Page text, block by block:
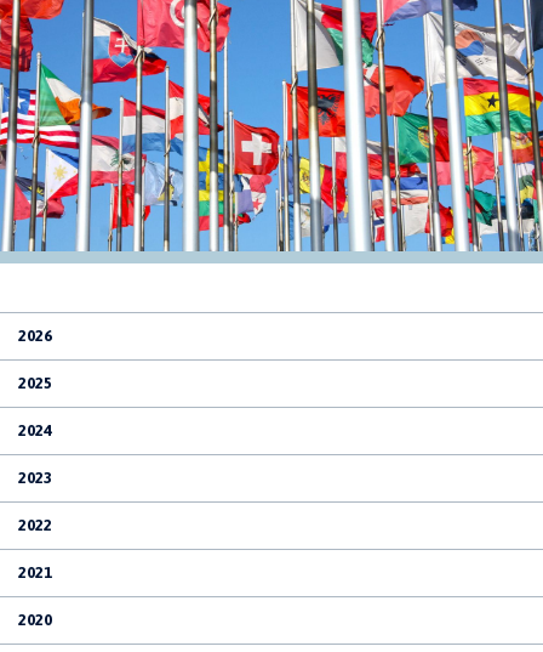
2026
2025
2024
2023
2022
2021
2020